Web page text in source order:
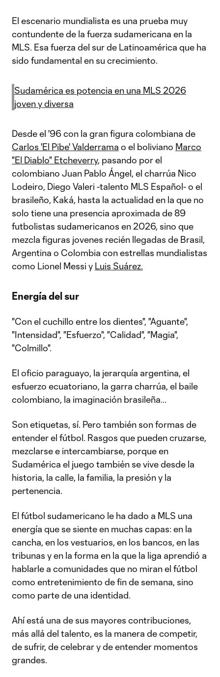
El escenario mundialista es una prueba muy
contundente de la fuerza sudamericana en la
MLS. Esa fuerza del sur de Latinoamérica que ha
sido fundamental en su crecimiento.
Sudamérica es potencia en una MLS 2026
joven y diversa
Desde el '96 con la gran figura colombiana de
Carlos 'El Pibe' Valderrama o el boliviano Marco
"El Diablo" Etcheverry, pasando por el
colombiano Juan Pablo Ángel, el charrúa Nico
Lodeiro, Diego Valeri -talento MLS Español- o el
brasileño, Kaká, hasta la actualidad en la que no
solo tiene una presencia aproximada de 89
futbolistas sudamericanos en 2026, sino que
mezcla figuras jovenes recién llegadas de Brasil,
Argentina o Colombia con estrellas mundialistas
como Lionel Messi y Luis Suárez.
Energía del sur
"Con el cuchillo entre los dientes", "Aguante",
"Intensidad", "Esfuerzo", "Calidad", "Magia",
"Colmillo".
El oficio paraguayo, la jerarquía argentina, el
esfuerzo ecuatoriano, la garra charrúa, el baile
colombiano, la imaginación brasileña...
Son etiquetas, sí. Pero también son formas de
entender el fútbol. Rasgos que pueden cruzarse,
mezclarse e intercambiarse, porque en
Sudamérica el juego también se vive desde la
historia, la calle, la familia, la presión y la
pertenencia.
El fútbol sudamericano le ha dado a MLS una
energía que se siente en muchas capas: en la
cancha, en los vestuarios, en los bancos, en las
tribunas y en la forma en la que la liga aprendió a
hablarle a comunidades que no miran el fútbol
como entretenimiento de fin de semana, sino
como parte de una identidad.
Ahí está una de sus mayores contribuciones,
más allá del talento, es la manera de competir,
de sufrir, de celebrar y de entender momentos
grandes.